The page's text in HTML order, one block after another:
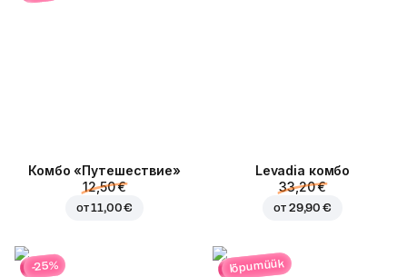
Комбо «Путешествие»
12,50 €
от11,00 €
Levadia комбо
33,20 €
от 29,90 €
-25% lõpumüük